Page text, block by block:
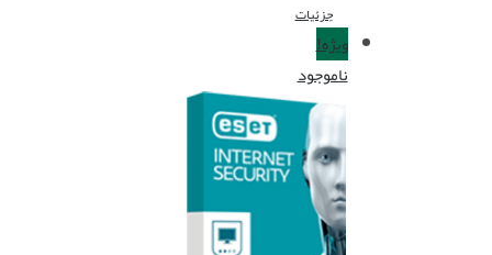
جزئیات
ویژه!
ناموجود